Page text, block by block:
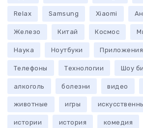
Relax Samsung Xiaomi
Железо Китай Космос
Наука Ноутбуки Приложения
Телефоны Технологии Шоу
алкоголь болезни видео
животные игры
истории история комедия